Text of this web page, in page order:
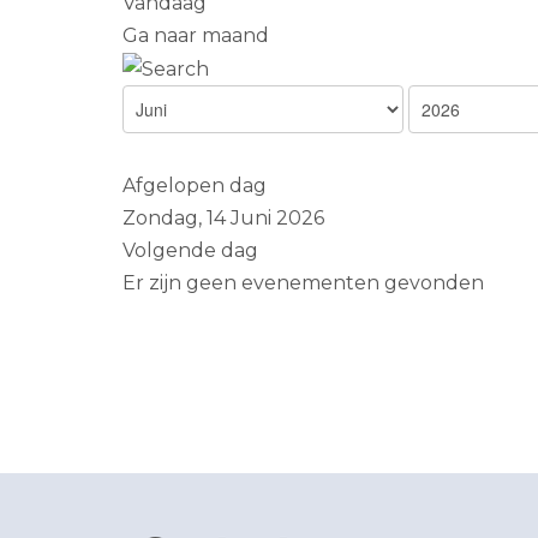
Ga naar maand
Afgelopen dag
Zondag, 14 Juni 2026
Volgende dag
Er zijn geen evenementen gevonden